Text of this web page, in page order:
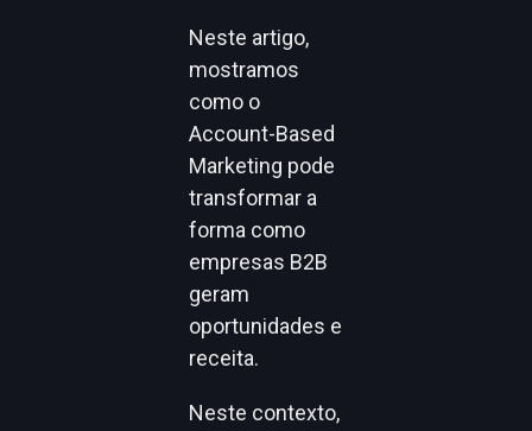
Neste artigo,
mostramos
como o
Account-Based
Marketing pode
transformar a
forma como
empresas B2B
geram
oportunidades e
receita.
Neste contexto,